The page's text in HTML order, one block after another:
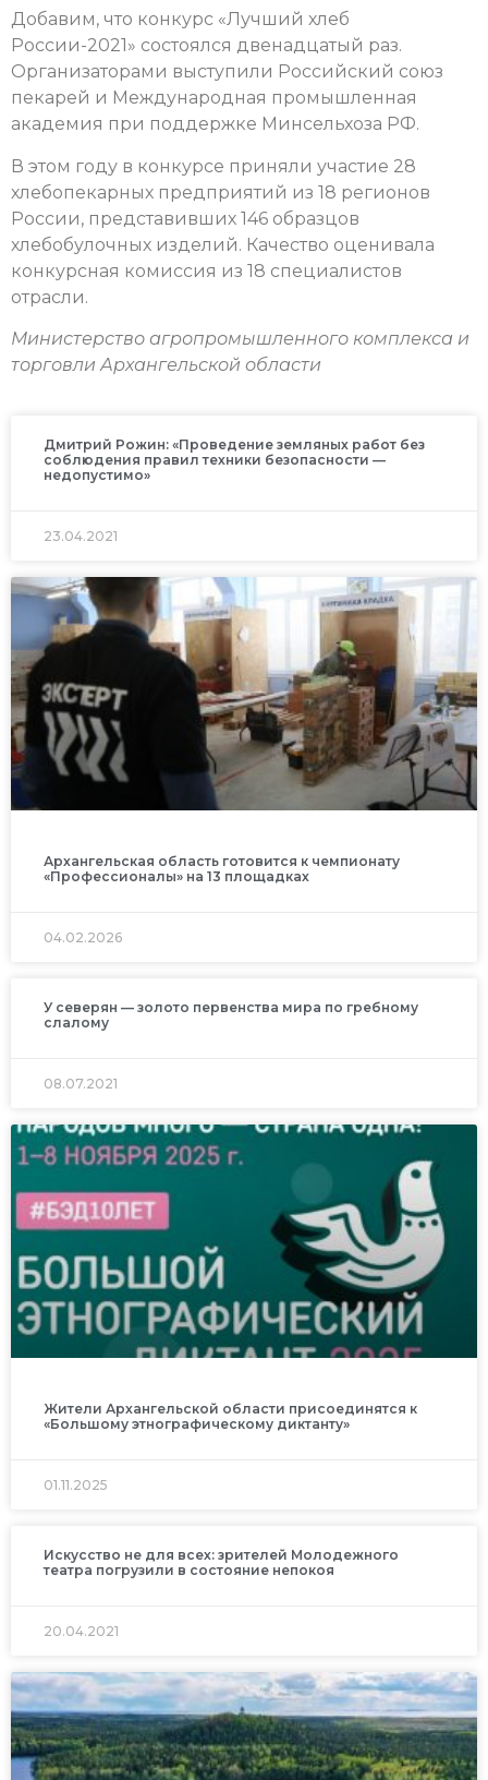
Добавим, что конкурс «Лучший хлеб
России-2021» состоялся двенадцатый раз.
Организаторами выступили Российский союз
пекарей и Международная промышленная
академия при поддержке Минсельхоза РФ.
В этом году в конкурсе приняли участие 28
хлебопекарных предприятий из 18 регионов
России, представивших 146 образцов
хлебобулочных изделий. Качество оценивала
конкурсная комиссия из 18 специалистов
отрасли.
Министерство агропромышленного комплекса и
торговли Архангельской области
Дмитрий Рожин: «Проведение земляных работ без
соблюдения правил техники безопасности —
недопустимо»
23.04.2021
Архангельская область готовится к чемпионату
«Профессионалы» на 13 площадках
04.02.2026
У северян — золото первенства мира по гребному
слалому
08.07.2021
Жители Архангельской области присоединятся к
«Большому этнографическому диктанту»
01.11.2025
Искусство не для всех: зрителей Молодежного
театра погрузили в состояние непокоя
20.04.2021